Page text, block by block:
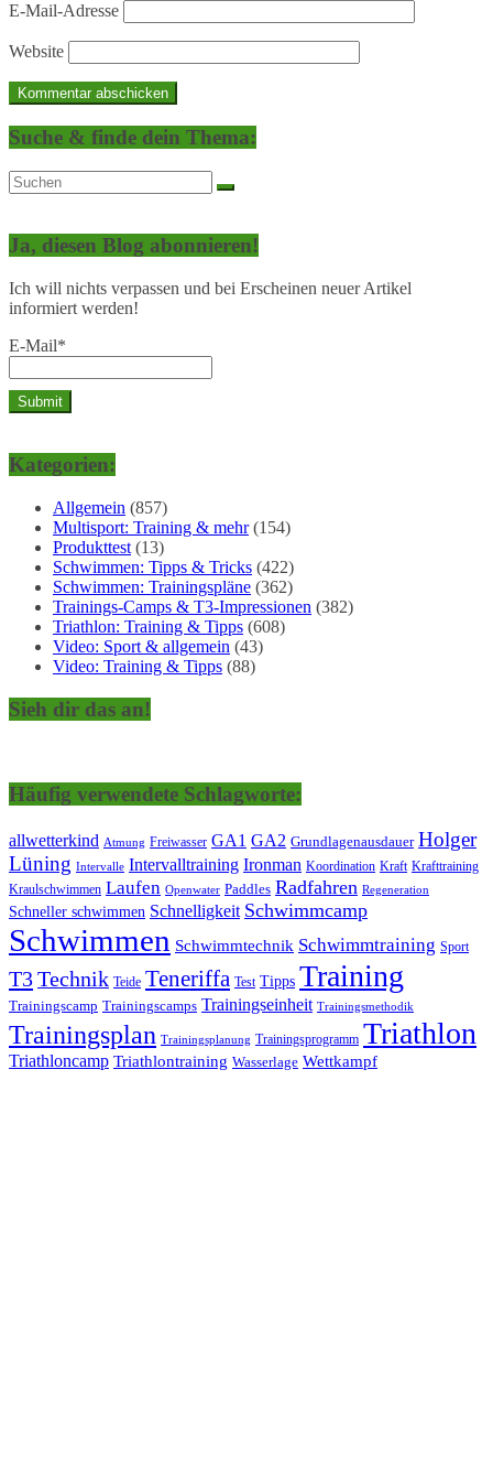
E-Mail-Adresse
Website
Suche & finde dein Thema:
Ja, diesen Blog abonnieren!
Ich will nichts verpassen und bei Erscheinen neuer Artikel
informiert werden!
E-Mail*
Kategorien:
Allgemein (857)
Multisport: Training & mehr(154)
Produkttest (13)
Schwimmen: Tipps & Tricks (422)
Schwimmen: Trainingspläne (362)
Trainings-Camps & T3-Impressionen (382)
Triathlon: Training & Tipps (608)
Video: Sport & allgemein (43)
Video: Training & Tipps (88)
Sieh dir das an!
Häufig verwendete Schlagworte:
allwetterkind Atmung Freiwasser GA1 GA2 Grundlagenausdauer Holger
Lüning Intervalle Intervalltraining Ironman Koordination Kraft Krafttraining
Kraulschwimmen Laufen Openwater Paddles Radfahren Regeneration
Schneller schwimmen Schnelligkeit Schwimmcamp
Schwimmen Schwimmtechnik Schwimmtraining Sport
T3Technik Teide Teneriffa Test Tipps Training
Trainingscamp Trainingscamps Trainingseinheit Trainingsmethodik
Trainingsplan Trainingsplanung Trainingsprogramm Triathlon
Triathloncamp Triathlontraining Wasserlage Wettkampf